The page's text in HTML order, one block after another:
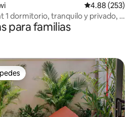
Calificación
4.88 (253)
1 dormitorio, tranquilo y privado, a
para familias
entre huéspedes